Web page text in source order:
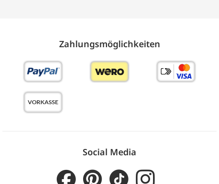
Zahlungs­möglich­keiten
Social Media